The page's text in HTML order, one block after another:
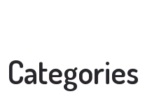
Categories